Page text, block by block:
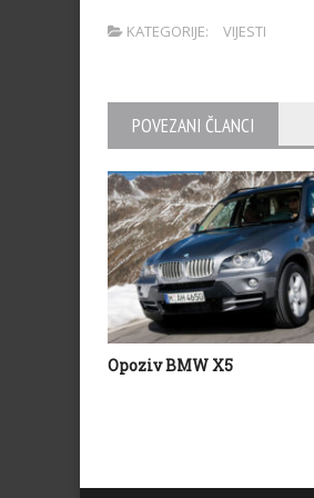
KATEGORIJE: VIJESTI
POVEZANI ČLANCI
Opoziv BMW X5